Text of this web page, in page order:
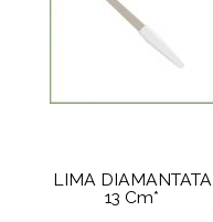
LIMA DIAMANTATA
13 Cm*